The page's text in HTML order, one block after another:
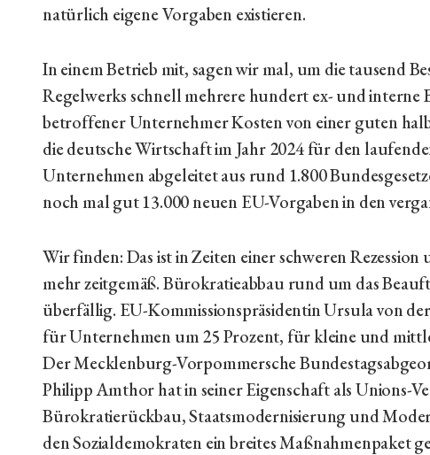
natürlich eigene Vorgaben existieren.
In einem Betrieb mit, sagen wir mal, um die tausend
Regelwerks schnell mehrere hundert ex- und interne
betroffener Unternehmer Kosten von einer guten
die deutsche Wirtschaft im Jahr 2024 für den
Unternehmen abgeleitet aus rund 1.800
noch mal gut 13.000 neuen EU-Vorgaben in den
Wir finden: Das ist in Zeiten einer schweren
mehr zeitgemäß. Bürokratieabbau rund um das
überfällig. EU-Kommissionspräsidentin Ursula von
für Unternehmen um 25 Prozent, für kleine und
Der Mecklenburg-Vorpommersche
Philipp Amthor hat in seiner Eigenschaft als Unions-
Bürokratierückbau, Staatsmodernisierung und
den Sozialdemokraten ein breites Maßnahmenpaket